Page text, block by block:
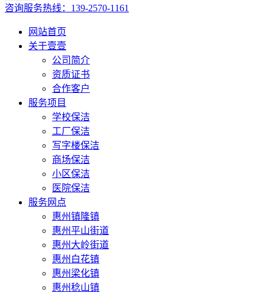
咨询服务热线：139-2570-1161
网站首页
关于壹壹
公司简介
资质证书
合作客户
服务项目
学校保洁
工厂保洁
写字楼保洁
商场保洁
小区保洁
医院保洁
服务网点
惠州镇隆镇
惠州平山街道
惠州大岭街道
惠州白花镇
惠州梁化镇
惠州稔山镇